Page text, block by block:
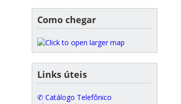
Como chegar
Links úteis
✆ Catálogo Telefônico